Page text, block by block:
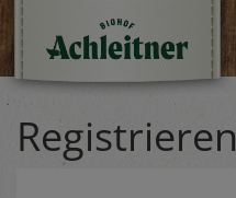
Registrieren